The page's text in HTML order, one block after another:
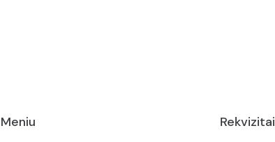
Meniu Rekvizitai